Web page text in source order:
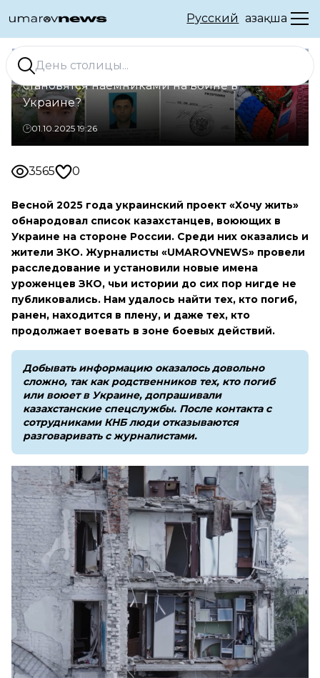
Русский Қазақша
Чужая война. Почему жители ЗКО
становятся наёмниками на войне в
Украине?
01.10.2025 19:26
3565 0
Весной 2025 года украинский проект «Хочу жить»
обнародовал список казахстанцев, воюющих в
Украине на стороне России. Среди них оказались и
жители ЗКО. Журналисты «UMAROVNEWS» провели
расследование и установили новые имена
уроженцев ЗКО, чьи истории до сих пор нигде не
публиковались. Нам удалось найти тех, кто погиб,
ранен, находится в плену, и даже тех, кто
продолжает воевать в зоне боевых действий.
Добывать информацию оказалось довольно
сложно, так как родственников тех, кто погиб
или воюет в Украине, допрашивали
казахстанские спецслужбы. После контакта с
сотрудниками КНБ люди отказываются
разговаривать с журналистами.